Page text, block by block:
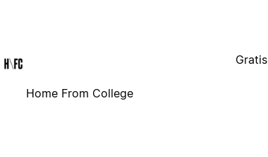
Home From College
Gratis